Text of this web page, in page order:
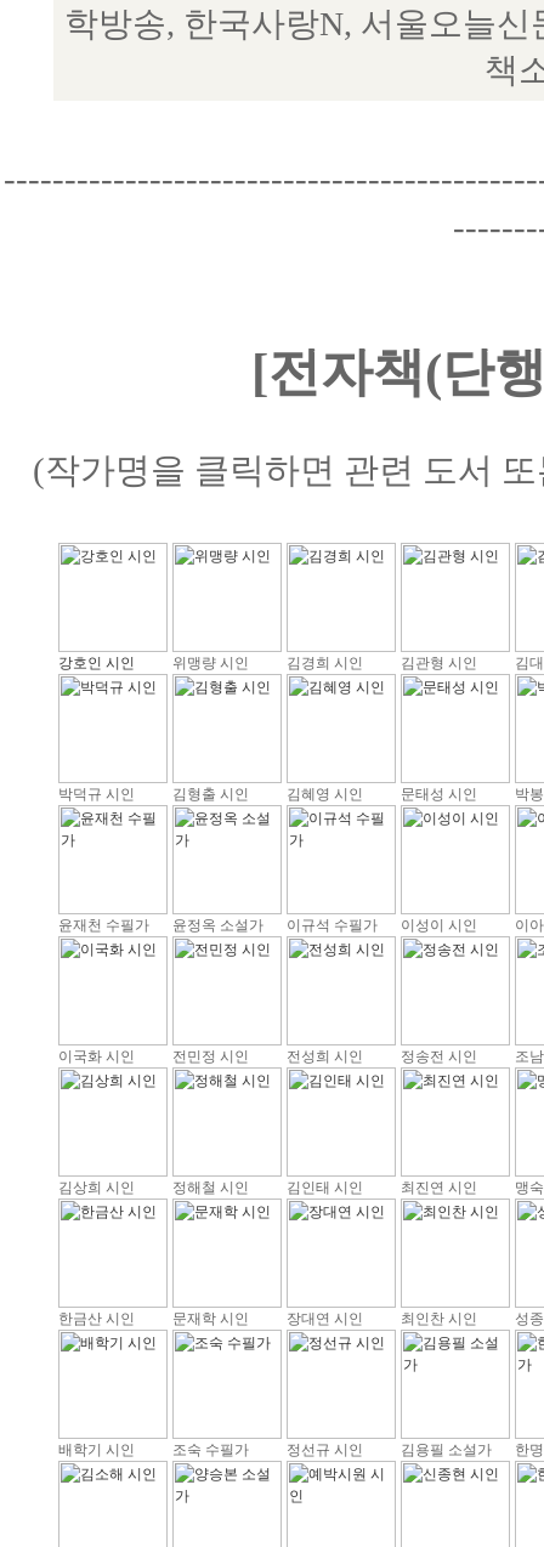
학방송, 한국사랑N, 서울오늘
책
[전자책(단
(작가명을 클릭하면 관련 도서
강호인 시인 위맹량 시인 김경희 시인 김관형 시인 김
박덕규 시인 김형출 시인 김혜영 시인 문태성 시인 박
윤재천 수필가 윤정옥 소설가 이규석 수필가 이성이 시인 이
이국화 시인 전민정 시인 전성희 시인 정송전 시인 조
김상희 시인 정해철 시인 김인태 시인 최진연 시인 맹
한금산 시인 문재학 시인 장대연 시인 최인찬 시인 성
배학기 시인 조숙 수필가 정선규 시인 김용필 소설가 한